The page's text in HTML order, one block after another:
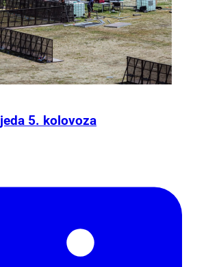
5. kolovoza